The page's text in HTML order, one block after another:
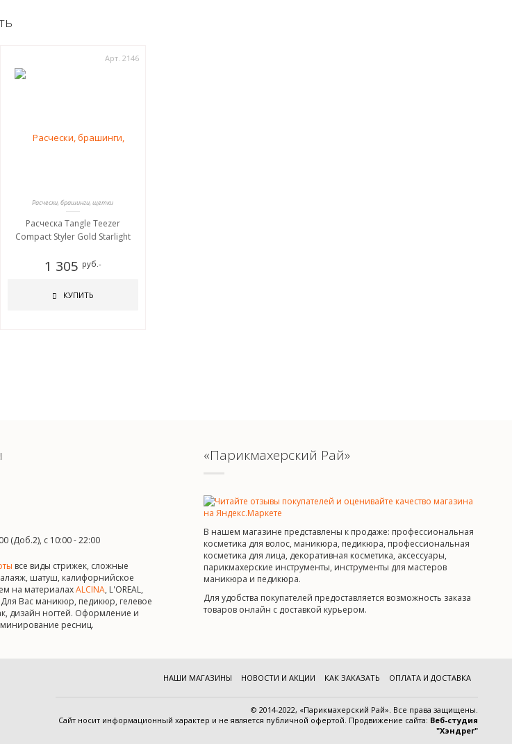
Арт. 2146
Расчески, брашинги, щетки
Расческа Tangle Teezer
Compact Styler Gold Starlight
1 305 руб.-
КУПИТЬ
(Доб.2), c 10:00 - 22:00
все виды стрижек, сложные
шатуш, калифорнийское
на материалахALCINA, L'OREAL,
Для Вас маникюр, педикюр, гелевое
дизайн ногтей. Оформление и
ресниц.
«Парикмахерский Рай»
В нашем магазине представлены к продаже: профессиональная
косметика для волос, маникюра, педикюра, профессиональная
косметика для лица, декоративная косметика, аксессуары,
парикмахерские инструменты, инструменты для мастеров
маникюра и педикюра.
Для удобства покупателей предоставляется возможность заказа
товаров онлайн с доставкой курьером.
НАШИ МАГАЗИНЫ НОВОСТИ И АКЦИИ КАК ЗАКАЗАТЬ ОПЛАТА И ДОСТАВКА
© 2014-2022, «Парикмахерский Рай». Все права защищены.
Cайт носит информационный характер и не является публичной офертой. Продвижение сайта: Веб-студия
"Хэндрег"